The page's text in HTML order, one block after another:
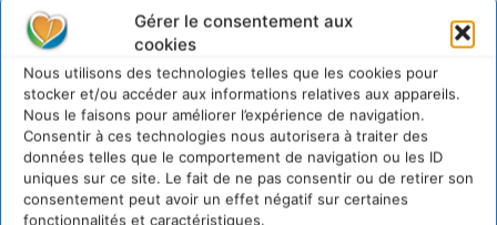
Gérer le consentement aux
cookies
Nous utilisons des technologies telles que les cookies pour
stocker et/ou accéder aux informations relatives aux appareils.
Nous le faisons pour améliorer l’expérience de navigation.
Consentir à ces technologies nous autorisera à traiter des
données telles que le comportement de navigation ou les ID
uniques sur ce site. Le fait de ne pas consentir ou de retirer son
consentement peut avoir un effet négatif sur certaines
fonctionnalités et caractéristiques.
réalisé par Lucy Bailey et
Date de sortie cinéma : 2010 Réalisé par Lucy Bailey et
Andrew Thompson – Titre original : Mugabe & The White
African – Genre : Documentaire – Durée : 1h30 min Année
de production : 2009 – Distributeur : Pretty Pictures
Synopsis : En 2008, Mike Campbell – l’un des derniers